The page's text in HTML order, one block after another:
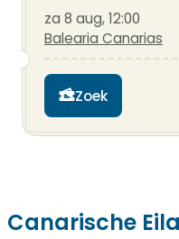
za 8 aug, 12:00
Balearia Canarias
Zoek
Canarische